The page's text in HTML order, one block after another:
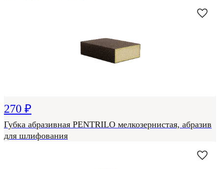
270 ₽
Губка абразивная PENTRILO мелкозернистая, абразив
для шлифования